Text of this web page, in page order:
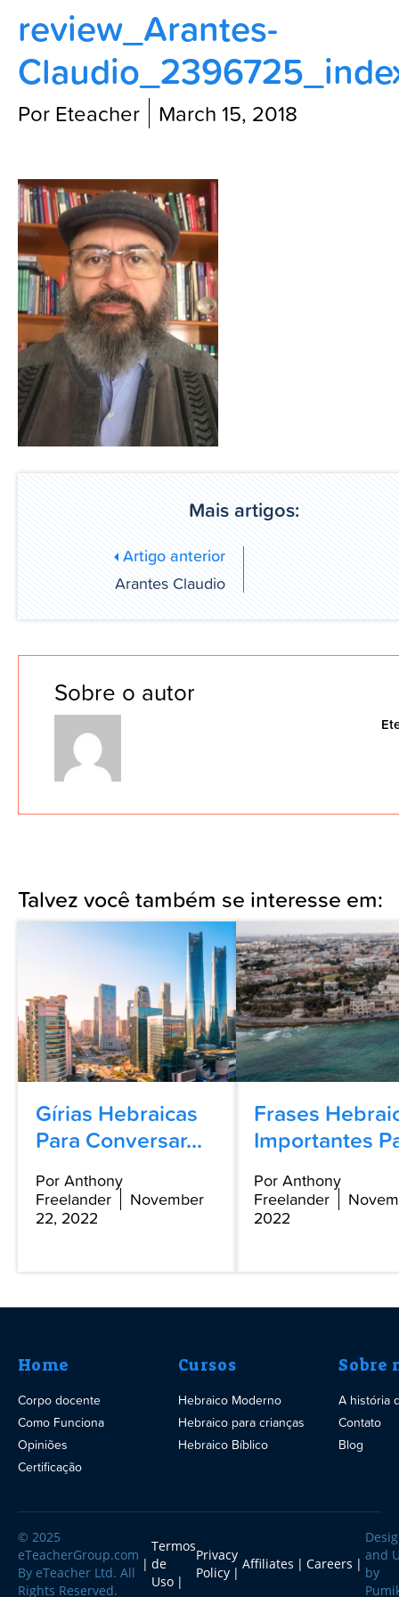
Blog
review_Arantes-
Por Eteacher March 15, 2018
Mais artigos:
Artigo anterior
Arantes Claudio
Sobre o autor
Talvez você também se interesse em:
Gírias Hebraicas
Para Conversar...
Por Anthony
Freelander
November
22, 2022
Frases
Importantes
Por Anthony
Freelander
2022
Home
Corpo docente
Como Funciona
Opiniões
Certificação
Cursos
Hebraico Moderno
Hebraico para crianças
Hebraico Bíblico
Sobre
A história
Contato
Blog
© 2025
eTeacherGroup.com
By eTeacher Ltd. All
Rights Reserved.
Termos
de
Uso
Privacy
Policy
Affiliates Careers
and
by